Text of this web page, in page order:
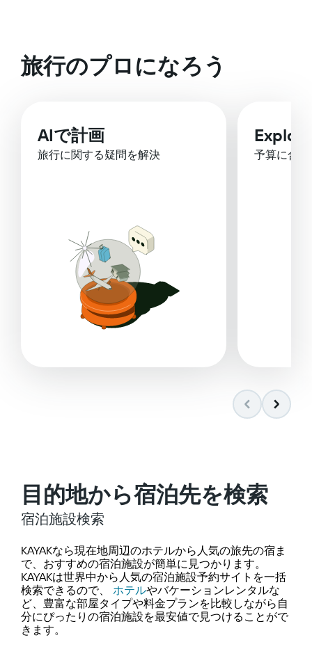
旅行のプロになろう
AIで計画
旅行に関する疑問を解決
Explore
予算に合
目的地から宿泊先を検索
宿泊施設検索
KAYAKなら現在地周辺のホテルから人気の旅先の宿ま
で、おすすめの宿泊施設が簡単に見つかります。
KAYAKは世界中から人気の宿泊施設予約サイトを一括
検索できるので、 ホテルやバケーションレンタルな
ど、豊富な部屋タイプや料金プランを比較しながら自
分にぴったりの宿泊施設を最安値で見つけることがで
きます。